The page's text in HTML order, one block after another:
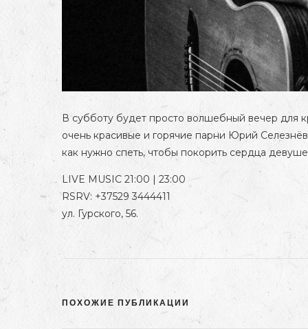
В субботу будет просто волшебный вечер для
очень красивые и горячие парни Юрий
как нужно спеть, чтобы покорить сердца
LIVE MUSIC 21:00 | 23:00
RSRV: +37529 3444411
ул. Гурского, 56.
ПОХОЖИЕ ПУБЛИКАЦИИ